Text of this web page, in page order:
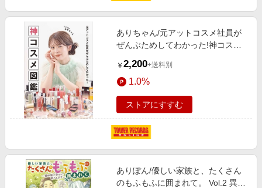
ありちゃん/元アットコスメ社員が
ぜんぶためしてわかった!神コスメ
￥ 2,200+送料別
1.0%
ストアにすすむ
ありぽん/優しい家族と、たくさん
のもふもふに囲まれて。 Vol.2 異世